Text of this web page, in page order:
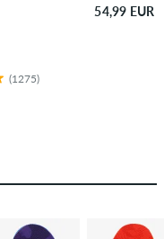
(1275)
54,99 EUR